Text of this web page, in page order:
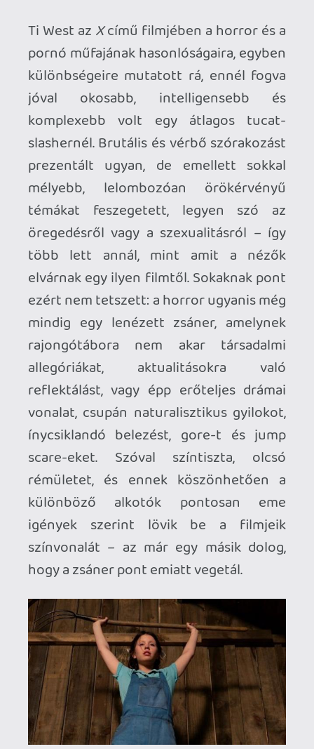
reflektálást, vagy épp erőteljes drámai
vonalat, csupán naturalisztikus gyilokot,
ínycsiklandó belezést, gore-t és jump
scare-eket. Szóval színtiszta, olcsó
rémületet, és ennek köszönhetően a
különböző alkotók pontosan eme
igények szerint lövik be a filmjeik
színvonalát – az már egy másik dolog,
hogy a zsáner pont emiatt vegetál.
Holott a horror legnagyobbjai épp az
előbb felsorolt, mélyebb témák miatt
váltak halhatatlan klasszikusokká. AzXis
ezért csúszott jobban a körültekintőbb
fogyasztóknál – és ha Ti West
trilógiájának első részére azt mondtam,
hogy többen nem tudtak vele mit
kezdeni, akkor ez a második felvonásra, a
szintén 2022-ben bemutatott
ugyanez minimum triplán igaz. A film
nem folytatás, hanem egy előzmény, ami
azX-ben látható, fiatalságát sirató
kegyelten gyilkos öregasszony
fiatalkorát mutatja be, akit csakúgy, mint
az első részben, ismét Mia Goth kelt
hogy az generációjának egyik, ha nem a
legnagyobb színésznőjévé emeli. De
erről majd később.
Amíg West az
X -ben a slasher aranykorát
mutatta be, miközben alaposan össze is
kutyulta azt a ’70-es évek dögszagtól
bűzlő texasi miliőjébe helyezve a
cselekményt, addig aPearl ben